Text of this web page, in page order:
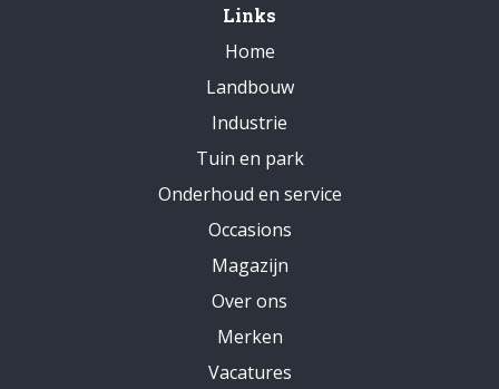
Links
Home
Landbouw
Industrie
Tuin en park
Onderhoud en service
Occasions
Magazijn
Over ons
Merken
Vacatures